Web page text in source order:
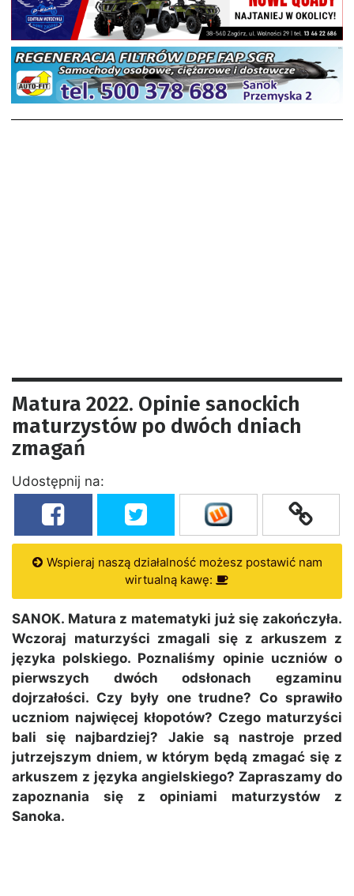
Matura 2022. Opinie sanockich
maturzystów po dwóch dniach
zmagań
Udostępnij na:
Wspieraj naszą działalność możesz postawić nam
wirtualną kawę:
SANOK. Matura z matematyki już się zakończyła.
Wczoraj maturzyści zmagali się z arkuszem z
języka polskiego. Poznaliśmy opinie uczniów o
pierwszych dwóch odsłonach egzaminu
dojrzałości. Czy były one trudne? Co sprawiło
uczniom najwięcej kłopotów? Czego maturzyści
bali się najbardziej? Jakie są nastroje przed
jutrzejszym dniem, w którym będą zmagać się z
arkuszem z języka angielskiego? Zapraszamy do
zapoznania się z opiniami maturzystów z
Sanoka.